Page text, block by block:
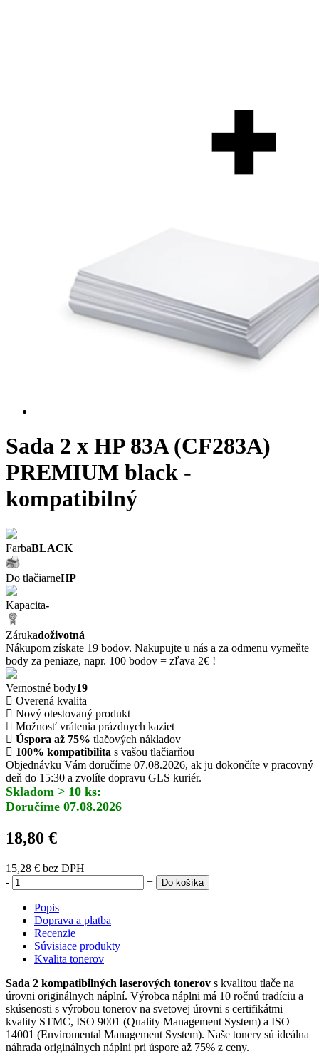
Sada 2 x HP 83A (CF283A)
PREMIUM black -
kompatibilný
FarbaBLACK
Do tlačiarneHP
Kapacita-
Zárukadoživotná
Nákupom získate 19 bodov. Nakupujte u nás a za odmenu vymeňte
body za peniaze, napr. 100 bodov = zľava 2€ !
Vernostné body19
Overená kvalita
Nový otestovaný produkt
Možnosť vrátenia prázdnych kaziet
Úspora až 75% tlačových nákladov
100% kompatibilita s vašou tlačiarňou
Objednávku Vám doručíme 07.08.2026, ak ju dokončíte v pracovný
deň do 15:30 a zvolíte dopravu GLS kuriér.
Skladom > 10 ks:
Doručíme 07.08.2026
18,80 €
15,28 € bez DPH
-
+ Do košíka
Popis
Doprava a platba
Recenzie
Súvisiace produkty
Kvalita tonerov
Sada 2 kompatibilných laserových tonerov s kvalitou tlače na
úrovni originálnych náplní. Výrobca náplni má 10 ročnú tradíciu a
skúsenosti s výrobou tonerov na svetovej úrovni s certifikátmi
kvality STMC, ISO 9001 (Quality Management System) a ISO
14001 (Enviromental Management System). Naše tonery sú ideálna
náhrada originálnych náplni pri úspore až 75% z ceny.